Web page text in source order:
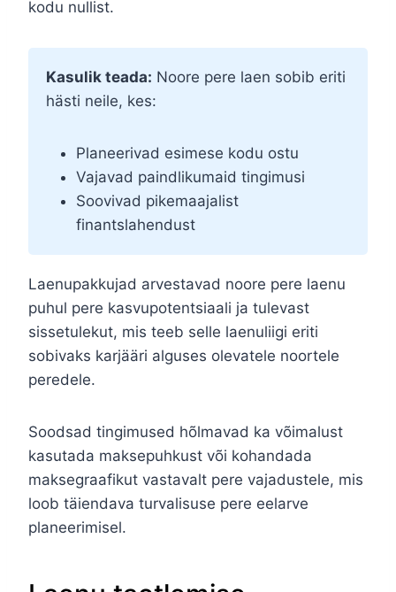
kodu nullist.
Kasulik teada: Noore pere laen sobib eriti
hästi neile, kes:
Planeerivad esimese kodu ostu
Vajavad paindlikumaid tingimusi
Soovivad pikemaajalist
finantslahendust
Laenupakkujad arvestavad noore pere laenu
puhul pere kasvupotentsiaali ja tulevast
sissetulekut, mis teeb selle laenuliigi eriti
sobivaks karjääri alguses olevatele noortele
peredele.
Soodsad tingimused hõlmavad ka võimalust
kasutada maksepuhkust või kohandada
maksegraafikut vastavalt pere vajadustele, mis
loob täiendava turvalisuse pere eelarve
planeerimisel.